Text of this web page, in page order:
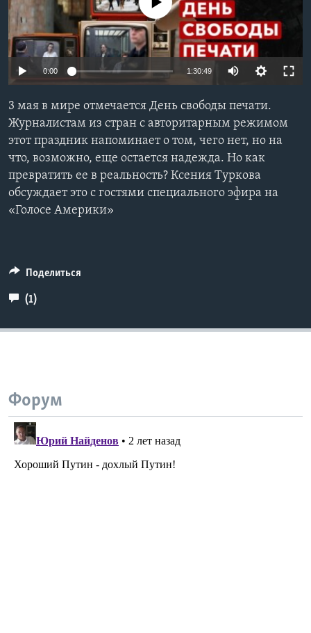
Learning English
СОЦИАЛЬНЫЕ СЕТИ
Языки
No media source currently available
0:00 1:30:49
3 мая в мире отмечается День свободы печати.
Журналистам из стран с авторитарным режимом
этот праздник напоминает о том, чего нет, но на
что, возможно, еще остается надежда. Но как
превратить ее в реальность? Ксения Туркова
обсуждает это с гостями специального эфира на
«Голосе Америки»
Поделиться
(1)
Форум